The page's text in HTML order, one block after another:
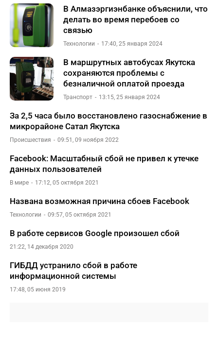
В Алмазэргиэнбанке объяснили, что
делать во время перебоев со
связью
Технологии 17:40, 25 января 2024
В маршрутных автобусах Якутска
сохраняются проблемы с
безналичной оплатой проезда
Транспорт 13:15, 25 января 2024
За 2,5 часа было восстановлено газоснабжение в
микрорайоне Сатал Якутска
Происшествия 09:51, 09 ноября 2022
Facebook: Масштабный сбой не привел к утечке
данных пользователей
В мире 17:12, 05 октября 2021
Названа возможная причина сбоев Facebook
Технологии 09:57, 05 октября 2021
В работе сервисов Google произошел сбой
21:22, 14 декабря 2020
ГИБДД устранило сбой в работе
информационной системы
17:48, 05 июня 2019